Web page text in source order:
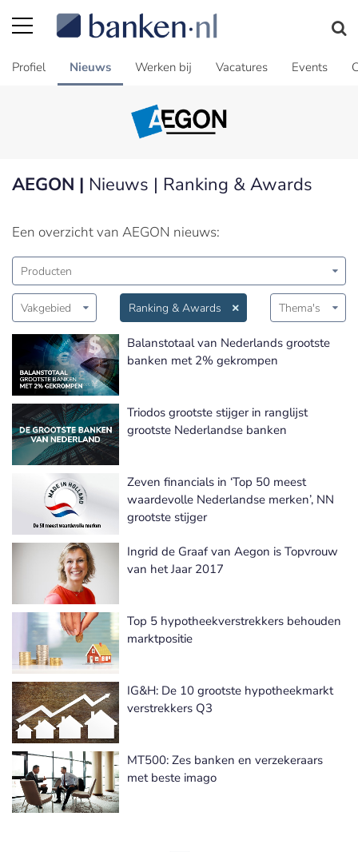
Profiel Nieuws Werken bij Vacatures Events
AEGON | Nieuws | Ranking & Awards
Een overzicht van AEGON nieuws:
Producten
Vakgebied Ranking & Awards Thema's
Balanstotaal van Nederlands grootste
banken met 2% gekrompen
Triodos grootste stijger in ranglijst
grootste Nederlandse banken
Zeven financials in ‘Top 50 meest
waardevolle Nederlandse merken’, NN
grootste stijger
Ingrid de Graaf van Aegon is Topvrouw
van het Jaar 2017
Top 5 hypotheekverstrekkers behouden
marktpositie
IG&H: De 10 grootste hypotheekmarkt
verstrekkers Q3
MT500: Zes banken en verzekeraars
met beste imago